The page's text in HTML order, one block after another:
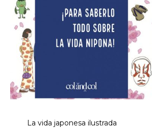
La vida japonesa ilustrada